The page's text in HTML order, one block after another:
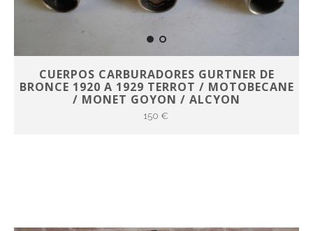
CUERPOS CARBURADORES GURTNER DE
BRONCE 1920 A 1929 TERROT / MOTOBECANE
/ MONET GOYON / ALCYON
150 €